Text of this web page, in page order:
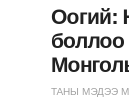
Оогий:
боллоо
ТАНЫ МЭДЭЭ